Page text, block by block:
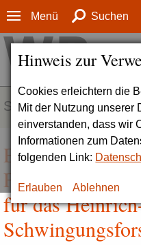
Hinweis zur
Cookies erleichtern die
Mit der Nutzung unserer
einverstanden, dass wir
Informationen zum
folgenden Link:
Erlauben Ablehnen
Menü Suchen
SERVICE
Empfehlung zur
für das